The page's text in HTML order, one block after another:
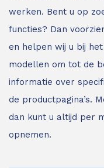
werken. Bent u op
functies? Dan
en helpen wij u bij
modellen om tot de
informatie over
de productpagina’s.
dan kunt u altijd per
opnemen.